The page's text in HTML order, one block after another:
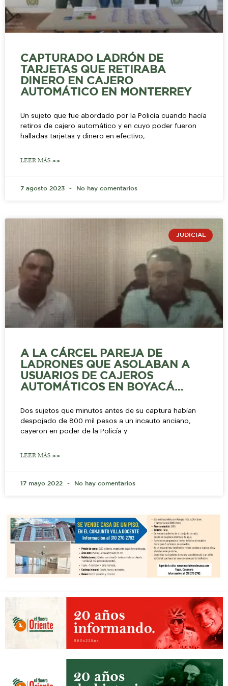
CAPTURADO LADRÓN DE
TARJETAS QUE RETIRABA
DINERO EN CAJERO
AUTOMÁTICO EN MONTERREY
Un sujeto que fue abordado por la Policía cuando hacía
retiros de cajero automático y en cuyo poder fueron
halladas tarjetas y dinero en efectivo,
LEER MÁS >>
7 agosto 2023 No hay comentarios
JUDICIAL
A LA CÁRCEL PAREJA DE
LADRONES QUE ASOLABAN A
USUARIOS DE CAJEROS
AUTOMÁTICOS EN BOYACÁ…
Dos sujetos que minutos antes de su captura habían
despojado de 800 mil pesos a un incauto anciano,
cayeron en poder de la Policía y
LEER MÁS >>
17 mayo 2022 No hay comentarios